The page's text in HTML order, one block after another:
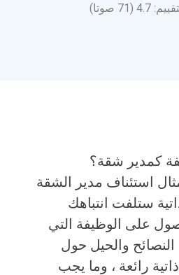
(71 صوتا)
كمدير شقة؟
استئناف مدير الشقة
ستلفت انتباهك
على الوظيفة التي
والحيل حول
رائعة ، وما يجب